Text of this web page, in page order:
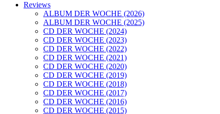
Reviews
ALBUM DER WOCHE (2026)
ALBUM DER WOCHE (2025)
CD DER WOCHE (2024)
CD DER WOCHE (2023)
CD DER WOCHE (2022)
CD DER WOCHE (2021)
CD DER WOCHE (2020)
CD DER WOCHE (2019)
CD DER WOCHE (2018)
CD DER WOCHE (2017)
CD DER WOCHE (2016)
CD DER WOCHE (2015)